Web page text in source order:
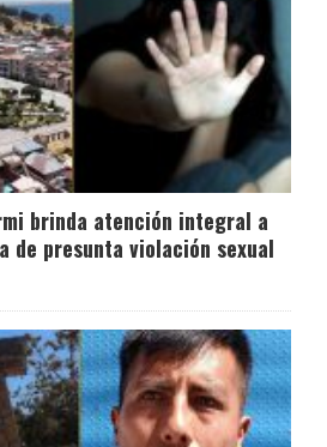
brinda atención integral a
de presunta violación sexual